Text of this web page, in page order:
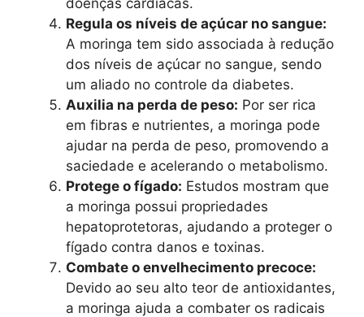
doenças cardíacas.
Regula os níveis de açúcar no sangue:
A moringa tem sido associada à redução
dos níveis de açúcar no sangue, sendo
um aliado no controle da diabetes.
Auxilia na perda de peso: Por ser rica
em fibras e nutrientes, a moringa pode
ajudar na perda de peso, promovendo a
saciedade e acelerando o metabolismo.
Protege o fígado: Estudos mostram que
a moringa possui propriedades
hepatoprotetoras, ajudando a proteger o
fígado contra danos e toxinas.
Combate o envelhecimento precoce:
Devido ao seu alto teor de antioxidantes,
a moringa ajuda a combater os radicais